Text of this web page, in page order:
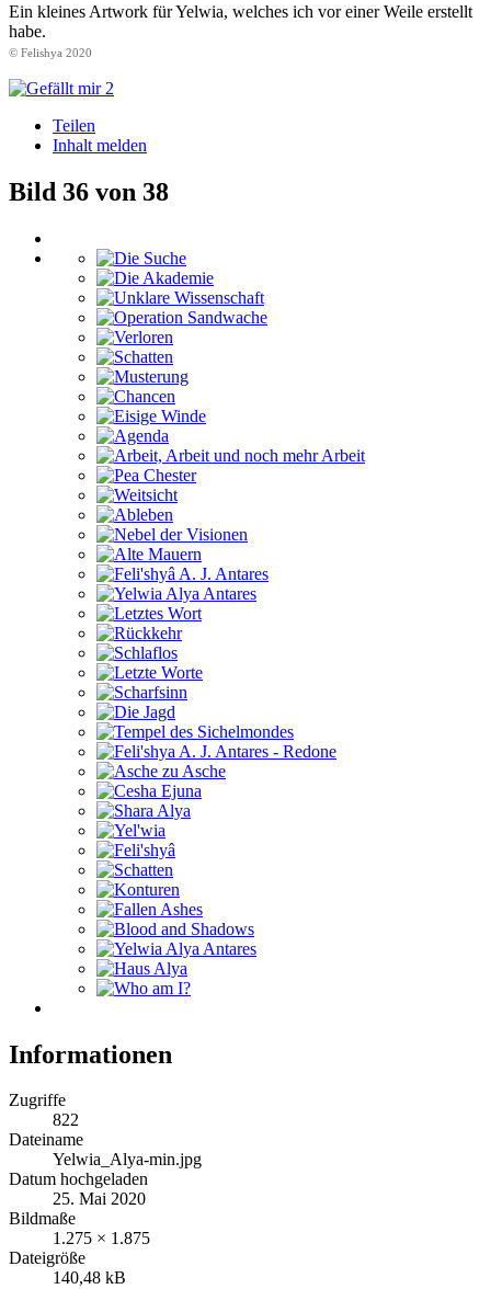
Ein kleines Artwork für Yelwia, welches ich vor einer Weile erstellt
habe.
© Felishya 2020
2
Teilen
Inhalt melden
Bild 36 von 38
Informationen
Zugriffe
822
Dateiname
Yelwia_Alya-min.jpg
Datum hochgeladen
25. Mai 2020
Bildmaße
1.275 × 1.875
Dateigröße
140,48 kB